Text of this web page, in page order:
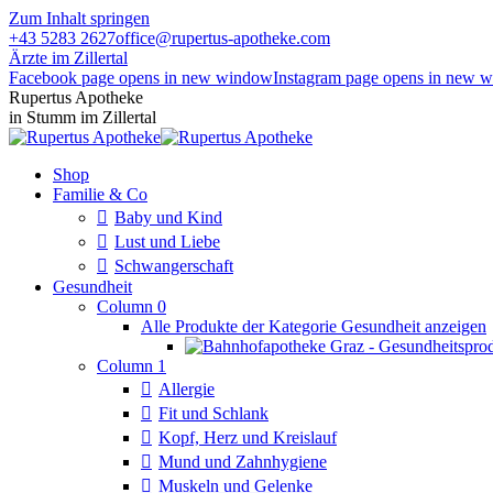
Zum Inhalt springen
+43 5283 2627office@rupertus-apotheke.com
Ärzte im Zillertal
Facebook page opens in new windowInstagram page opens in new
Rupertus Apotheke
in Stumm im Zillertal
Shop
Familie & Co
Baby und Kind
Lust und Liebe
Schwangerschaft
Gesundheit
Column 0
Alle Produkte der Kategorie Gesundheit anzeigen
Column 1
Allergie
Fit und Schlank
Kopf, Herz und Kreislauf
Mund und Zahnhygiene
Muskeln und Gelenke